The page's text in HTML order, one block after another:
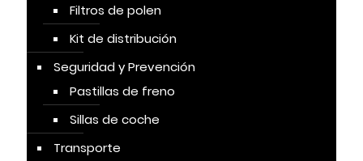
Filtros de polen
Kit de distribución
Seguridad y Prevención
Pastillas de freno
Sillas de coche
Transporte